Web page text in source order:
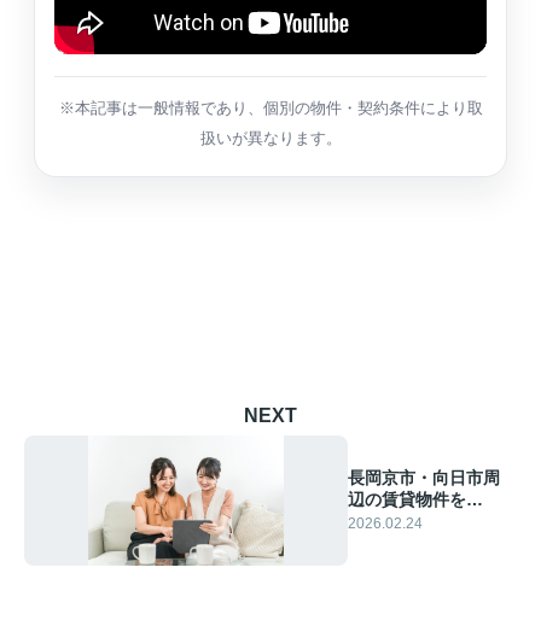
※本記事は一般情報であり、個別の物件・契約条件により取
扱いが異なります。
NEXT
長岡京市・向日市周
辺の賃貸物件を
YouTubeで内見！エ
2026.02.24